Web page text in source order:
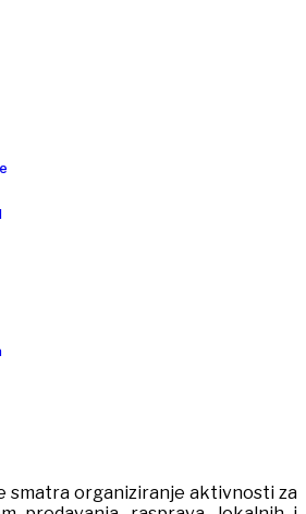
smatra organiziranje aktivnosti za